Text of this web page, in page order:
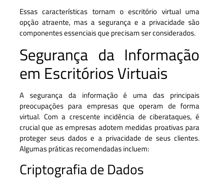
Essas características tornam o escritório virtual uma
opção atraente, mas a segurança e a privacidade são
componentes essenciais que precisam ser considerados.
Segurança da Informação
em Escritórios Virtuais
A segurança da informação é uma das principais
preocupações para empresas que operam de forma
virtual. Com a crescente incidência de ciberataques, é
crucial que as empresas adotem medidas proativas para
proteger seus dados e a privacidade de seus clientes.
Algumas práticas recomendadas incluem:
Criptografia de Dados